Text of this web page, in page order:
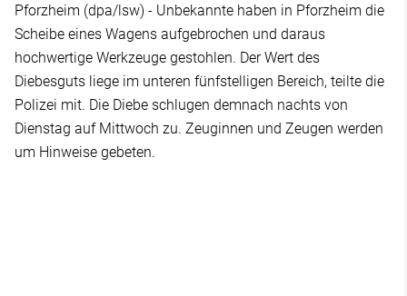
Pforzheim (dpa/lsw) - Unbekannte haben in Pforzheim die
Scheibe eines Wagens aufgebrochen und daraus
hochwertige Werkzeuge gestohlen. Der Wert des
Diebesguts liege im unteren fünfstelligen Bereich, teilte die
Polizei mit. Die Diebe schlugen demnach nachts von
Dienstag auf Mittwoch zu. Zeuginnen und Zeugen werden
um Hinweise gebeten.